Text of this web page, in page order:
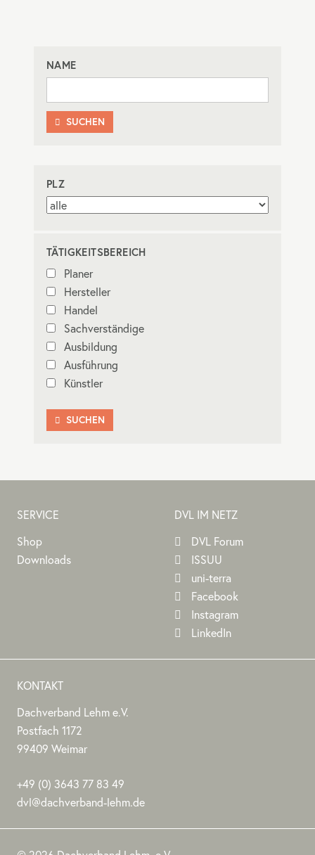
NAME
 SUCHEN
PLZ
TÄTIGKEITSBEREICH
Planer
Hersteller
Handel
Sachverständige
Ausbildung
Ausführung
Künstler
 SUCHEN
SERVICE
Shop
Downloads
DVL IM NETZ
DVL Forum
ISSUU
uni-terra
Facebook
Instagram
LinkedIn
KONTAKT
Dachverband Lehm e.V.
Stephan
Jörchel
Stephan
Jörchel
Dachverband
Lehm
Postfach 1172
99409 Weimar
+49 (0) 3643 77 83 49
dvl@dachverband-lehm.de
DACHVERBAND
LEHM
Bundesverband